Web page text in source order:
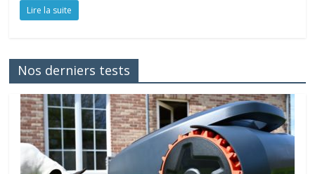
Lire la suite
Nos derniers tests